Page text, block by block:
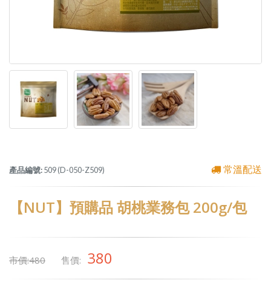
產品編號:509 (D-050-Z509) 常溫配送
【NUT】預購品 胡桃業務包 200g/包
市價:480 售價: 380